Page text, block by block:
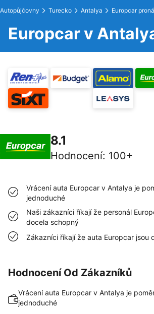
Autopůjčovny Turecko Antalya Europcar
Europcar v
8.1
Hodnocení: 100+
Vrácení auta Europcar v Antalya je
jednoduché
Naši zákazníci říkají že personál
docela schopný
Zákazníci říkají že auta Europcar jsou
Hodnocení Od Zákazníků
Vrácení auta Europcar v Antalya je
jednoduché